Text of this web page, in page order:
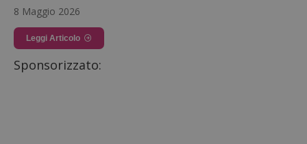
8 Maggio 2026
Leggi Articolo
Sponsorizzato: